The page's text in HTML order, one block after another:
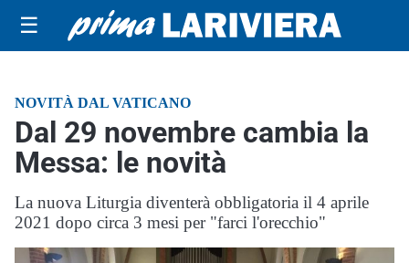
☰
NOVITÀ DAL VATICANO
Dal 29 novembre cambia la
Messa: le novità
La nuova Liturgia diventerà obbligatoria il 4 aprile
2021 dopo circa 3 mesi per "farci l'orecchio"